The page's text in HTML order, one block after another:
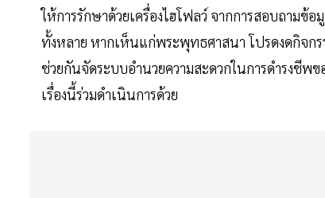
ให้การรักษาด้วยเครื่องไฮโฟลว์ จากการสอบถามข้
ทั้งหลาย หากเห็นแก่พระพุทธศาสนา โปรดงดกิจก
ช่วยกันจัดระบบอำนวยความสะดวกในการดำรงชีพ
เรื่องนี้ร่วมดำเนินการด้วย